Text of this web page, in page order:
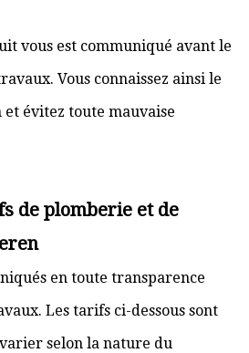
vous est communiqué avant le
Vous connaissez ainsi le
évitez toute mauvaise
de plomberie et de
en toute transparence
Les tarifs ci-dessous sont
selon la nature du